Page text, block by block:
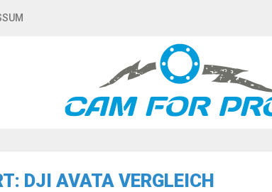
DJI AVATA VERGLEICH